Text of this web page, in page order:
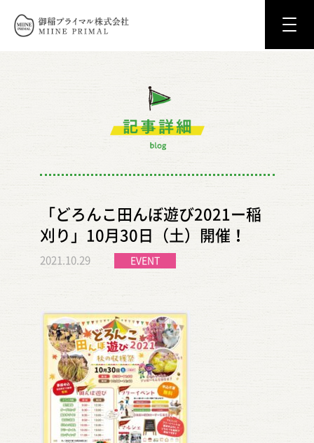
「どろんこ田んぼ遊び2021ー稲
刈り」10月30日（土）開催！
2021.10.29 EVENT